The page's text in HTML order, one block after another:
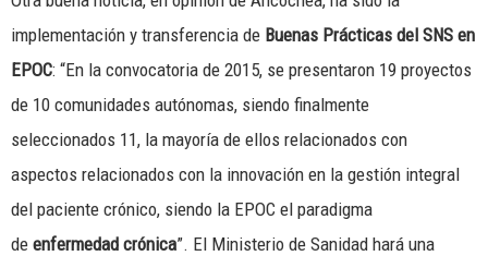
implementación y transferencia de Buenas Prácticas del SNS en
EPOC: “En la convocatoria de 2015, se presentaron 19 proyectos
de 10 comunidades autónomas, siendo finalmente
seleccionados 11, la mayoría de ellos relacionados con
aspectos relacionados con la innovación en la gestión integral
del paciente crónico, siendo la EPOC el paradigma
de enfermedad crónica”. El Ministerio de Sanidad hará una